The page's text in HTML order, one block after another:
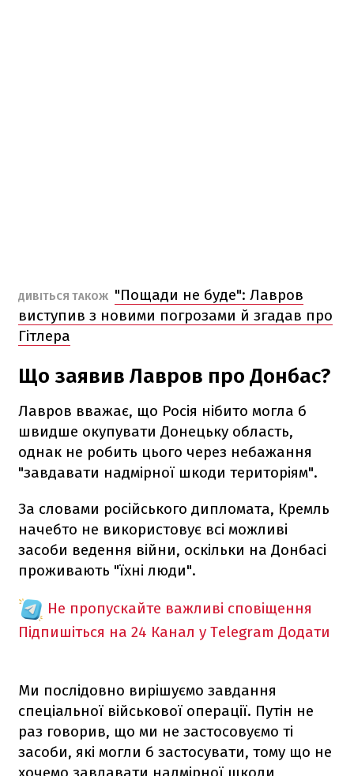
ДИВІТЬСЯ ТАКОЖ "Пощади не буде": Лавров
виступив з новими погрозами й згадав про
Гітлера
Що заявив Лавров про Донбас?
Лавров вважає, що Росія нібито могла б
швидше окупувати Донецьку область,
однак не робить цього через небажання
"завдавати надмірної шкоди територіям".
За словами російського дипломата, Кремль
начебто не використовує всі можливі
засоби ведення війни, оскільки на Донбасі
проживають "їхні люди".
Не пропускайте важливі сповіщення
Підпишіться на 24 Канал у Telegram Додати
Ми послідовно вирішуємо завдання
спеціальної військової операції. Путін не
раз говорив, що ми не застосовуємо ті
засоби, які могли б застосувати, тому що не
хочемо завдавати надмірної шкоди